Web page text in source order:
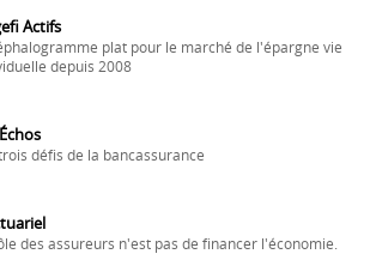
Actifs
plat pour le marché de l'épargne vie
depuis 2008
défis de la bancassurance
des assureurs n'est pas de financer l'économie.